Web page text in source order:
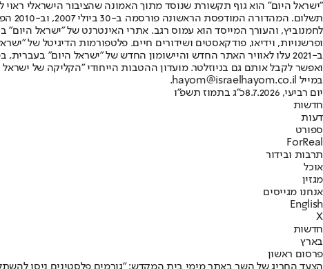
"ישראל היום" הוא גוף תקשורת שנוסד מתוך האמונה שהציבור הישראלי ראוי
ופרשנויות, וידיאו, פודקאסטים ושידורים חיים. פלטפורמות הדיגיטל של
ב-2021 עלו לאוויר האתר החדש והיישומון החדש של "ישראל היום"
ואפשר לקבל אותם גם בניוזלטר. מועדון ההטבות הייחודי "הקליקה של
במייל hayom@israelhayom.co.il.
יום רביעי, 8.7.2026
כ"ג בתמוז תשפ"ו
חדשות
דעות
ספורט
ForReal
תרבות ובידור
אוכל
מגזין
אנחנו מגייסים
English
X
חדשות
בארץ
פרסום ראשון